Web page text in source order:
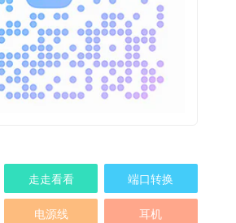
走走看看 端口转换
电源线 耳机